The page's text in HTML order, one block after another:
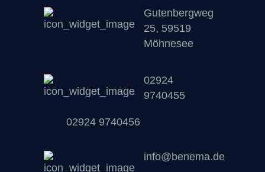
Gutenbergweg
25, 59519
Möhnesee
02924
9740455
02924 9740456
info@benema.de